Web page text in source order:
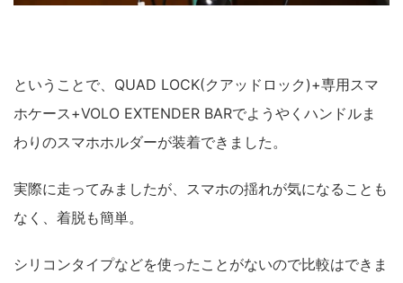
ということで、QUAD LOCK(クアッドロック)+専用スマ
ホケース+VOLO EXTENDER BARでようやくハンドルま
わりのスマホホルダーが装着できました。
実際に走ってみましたが、スマホの揺れが気になることも
なく、着脱も簡単。
シリコンタイプなどを使ったことがないので比較はできま